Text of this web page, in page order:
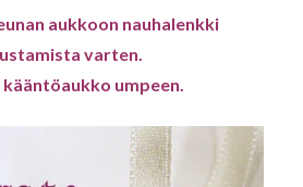
aukkoon nauhalenkki
varten.
umpeen.